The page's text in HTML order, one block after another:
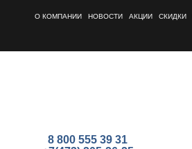
О КОМПАНИИ НОВОСТИ АКЦИИ СКИДКИ
8 800 555 39 31